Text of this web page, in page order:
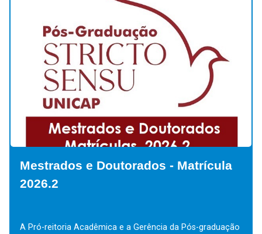
Mestrados e Doutorados - Matrícula
2026.2
A Pró-reitoria Acadêmica e a Gerência da Pós-graduação